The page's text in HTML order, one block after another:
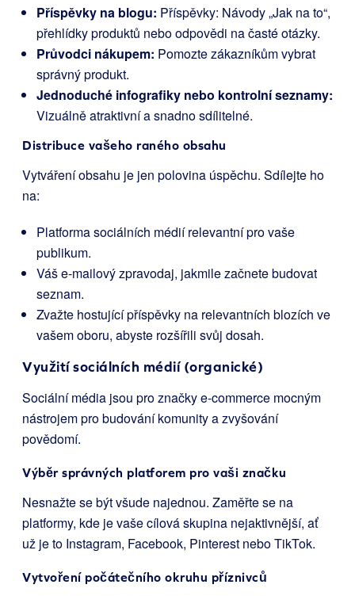
Příspěvky na blogu: Příspěvky: Návody „Jak na to“,
přehlídky produktů nebo odpovědi na časté otázky.
Průvodci nákupem: Pomozte zákazníkům vybrat
správný produkt.
Jednoduché infografiky nebo kontrolní seznamy:
Vizuálně atraktivní a snadno sdílitelné.
Distribuce vašeho raného obsahu
Vytváření obsahu je jen polovina úspěchu. Sdílejte ho
na:
Platforma sociálních médií relevantní pro vaše
publikum.
Váš e-mailový zpravodaj, jakmile začnete budovat
seznam.
Zvažte hostující příspěvky na relevantních blozích ve
vašem oboru, abyste rozšířili svůj dosah.
Využití sociálních médií (organické)
Sociální média jsou pro značky e-commerce mocným
nástrojem pro budování komunity a zvyšování
povědomí.
Výběr správných platforem pro vaši značku
Nesnažte se být všude najednou. Zaměřte se na
platformy, kde je vaše cílová skupina nejaktivnější, ať
už je to Instagram, Facebook, Pinterest nebo TikTok.
Vytvoření počátečního okruhu příznivců